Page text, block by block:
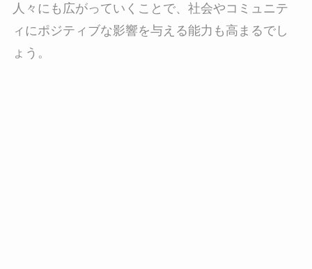
人々にも広がっていくことで、社会やコミュニテ
ィにポジティブな影響を与える能力も高まるでし
ょう。